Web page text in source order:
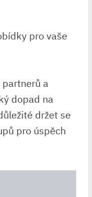
pro vaše
a
dopad na
držet se
pro úspěch